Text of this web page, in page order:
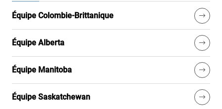
Équipe Colombie-Brittanique
Équipe Alberta
Équipe Manitoba
Équipe Saskatchewan